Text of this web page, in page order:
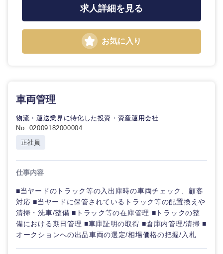
事務職
そ
の
法律・特許事務所・監査法人
その他
東海地方
近畿地方
滋賀県 京都府
求人詳細を見る
お気に入り
車両管理
物流・運送業界に特化した投資・資産運用会社
No. 02009182000004
正社員
仕事内容
■当ヤードのトラック等の入出庫時の車両チェック、顧客
対応 ■当ヤードに保管されているトラック等の配置換えや
清掃・洗車/整備 ■トラック等の在庫管理 ■トラックの整
備における期日管理 ■車庫証明の取得 ■倉庫内管理/清掃 ■
オークションへの出品車両の選定/相場価格の把握/入札